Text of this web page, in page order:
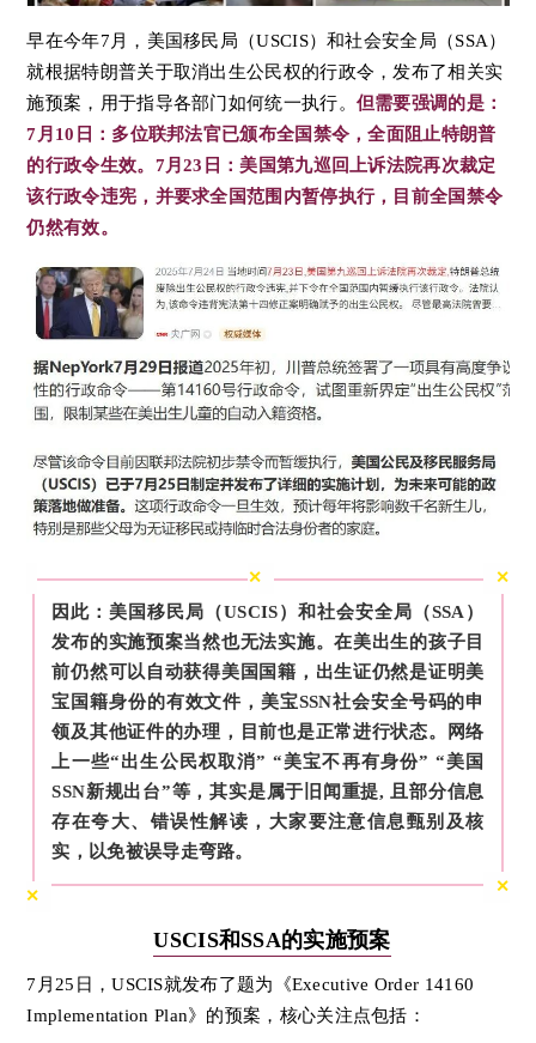
早在今年7月，美国移民局（USCIS）和社会安全局（SSA）
就根据特朗普关于取消出生公民权的行政令，发布了相关实
施预案，用于指导各部门如何统一执行。 但需要强调的是：
7月10日： 多位联邦法官已颁布全国禁令，全面阻止特朗普
的行政令生效。7月23日：美国第九巡回上诉法院再次裁定
该行政令违宪，并要求全国范围内暂停执行，目前全国禁令
仍然有效。
✕ ✕
因此：美国移民局（USCIS）和社会安全局（SSA）
发布的实施预案当然也无法实施。在美出生的孩子目
前仍然可以自动获得美国国籍，出生证仍然是证明美
宝国籍身份的有效文件，美宝SSN社会安全号码的申
领及其他证件的办理，目前也是正常进行状态。网络
上一些“出生公民权取消” “美宝不再有身份” “美国
SSN新规出台”等，其实是属于旧闻重提, 且部分信息
存在夸大、错误性解读 ，大家要注意信息甄别及核
实 ， 以免被误导走弯路。
✕
✕
USCIS和SSA的实施预案
7月25日，USCIS就发布了题为《Executive Order 14160
Implementation Plan》的预案，核心关注点包括：